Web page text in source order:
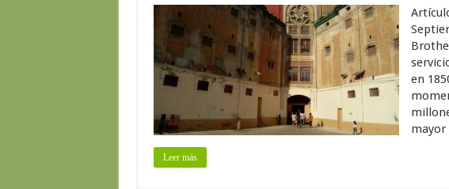
en
mayor
Leer más